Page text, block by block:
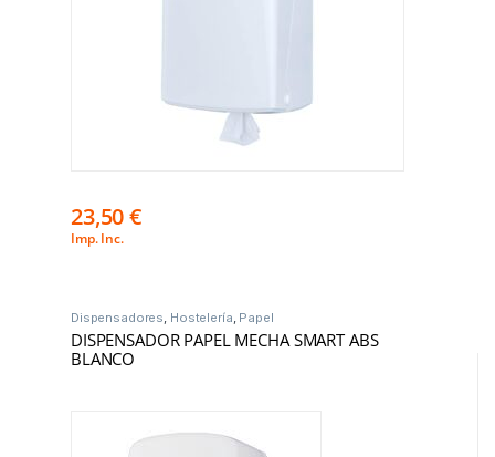
23,50€
Imp. Inc.
Dispensadores Hostelería Papel
DISPENSADOR PAPEL MECHA SMART ABS
BLANCO